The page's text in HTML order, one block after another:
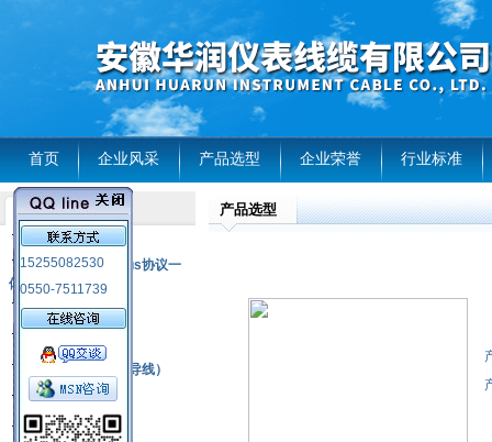
首页 企业风采 产品选型 企业荣誉 行业标准
15255082530
0550-7511739
产品列表
风电温度传感器
RS485通讯modbus协议一
体化现场智能仪表
热电偶
热电偶补偿电缆（导线）
振动传感器
热电阻
产品选型